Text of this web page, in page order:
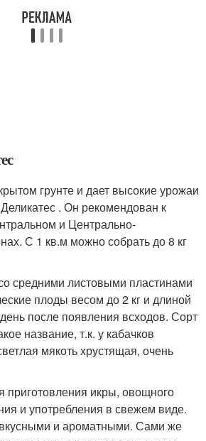
грунте и дает высокие урожаи
. Он рекомендован к
и Центрально-
С 1 кв.м можно собрать до 8 кг
средними листовыми пластинами
плоды весом до 2 кг и длиной
после появления всходов. Сорт
название, т.к. у кабачков
мякоть хрустящая, очень
приготовления икры, овощного
и употребления в свежем виде.
и ароматными. Сами же